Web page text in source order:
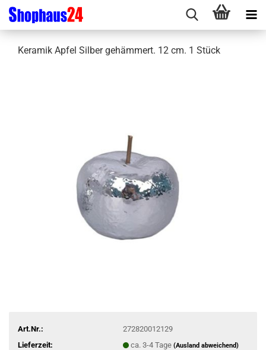
Keramik Apfel Silber gehämmert. 12 cm. 1 Stück
Art.Nr.:
272820012129
Lieferzeit:
ca. 3-4 Tage (Ausland abweichend)